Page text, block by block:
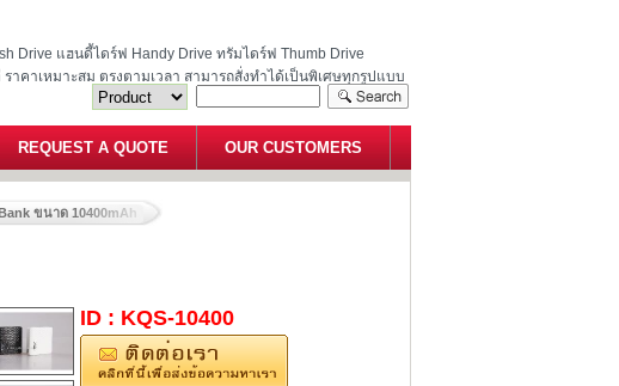
Drive แฮนดี้ไดร์ฟ Handy Drive ทรัมไดร์ฟ Thumb Drive
คาเหมาะสม ตรงตามเวลา สามารถสั่งทำได้เป็นพิเศษทุกรูปแบบ
REQUEST A QUOTE OUR CUSTOMERS
ขนาด 10400mAh
ID : KQS-10400